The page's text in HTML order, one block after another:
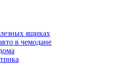
ящиках
в чемодане